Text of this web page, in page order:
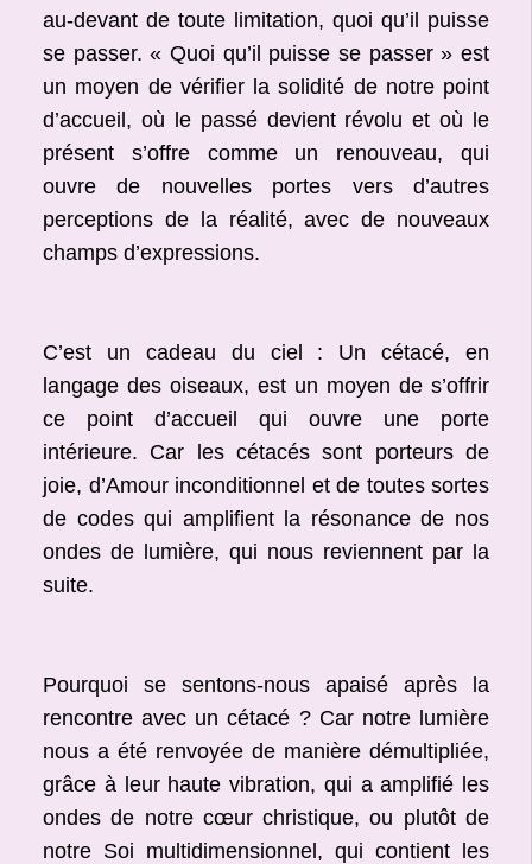
au-devant de toute limitation, quoi qu’il puisse
se passer. « Quoi qu’il puisse se passer » est
un moyen de vérifier la solidité de notre point
d’accueil, où le passé devient révolu et où le
présent s’offre comme un renouveau, qui
ouvre de nouvelles portes vers d’autres
perceptions de la réalité, avec de nouveaux
champs d’expressions.
C’est un cadeau du ciel : Un cétacé, en
langage des oiseaux, est un moyen de s’offrir
ce point d’accueil qui ouvre une porte
intérieure. Car les cétacés sont porteurs de
joie, d’Amour inconditionnel et de toutes sortes
de codes qui amplifient la résonance de nos
ondes de lumière, qui nous reviennent par la
suite.
Pourquoi se sentons-nous apaisé après la
rencontre avec un cétacé ? Car notre lumière
nous a été renvoyée de manière démultipliée,
grâce à leur haute vibration, qui a amplifié les
ondes de notre cœur christique, ou plutôt de
notre Soi multidimensionnel, qui contient les